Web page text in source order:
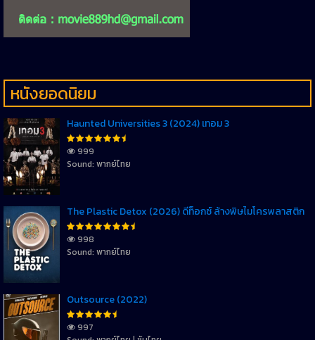
หนังยอดนิยม
Haunted Universities 3 (2024) เทอม 3
999
Sound: พากย์ไทย
The Plastic Detox (2026) ดีท็อกซ์ ล้างพิษไมโครพลาสติก
998
Sound: พากย์ไทย
Outsource (2022)
997